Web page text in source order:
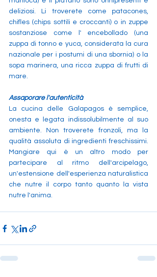
deliziosi. Li troverete come patacones,
chifles (chips sottili e croccanti) o in zuppe
sostanziose come l' encebollado (una
zuppa di tonno e yuca, considerata la cura
nazionale per i postumi di una sbornia) o la
sopa marinera, una ricca zuppa di frutti di
mare.
Assaporare l'autenticità
La cucina delle Galapagos è semplice,
onesta e legata indissolubilmente al suo
ambiente. Non troverete fronzoli, ma la
qualità assoluta di ingredienti freschissimi.
Mangiare qui è un altro modo per
partecipare al ritmo dell'arcipelago,
un'estensione dell'esperienza naturalistica
che nutre il corpo tanto quanto la vista
nutre l'anima.